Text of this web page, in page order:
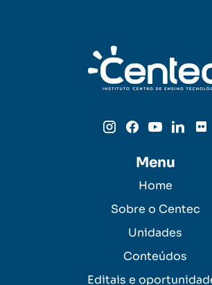
Menu
Home
Sobre o Centec
Unidades
Conteúdos
Editais e